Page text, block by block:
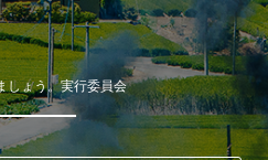
しょう。実行委員会